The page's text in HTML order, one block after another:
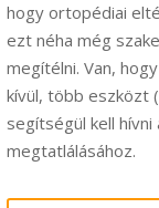
hogy ortopédiai
ezt néha még
megítélni. Van,
kívül, több eszközt
segítségül kell
megtatlálásához.